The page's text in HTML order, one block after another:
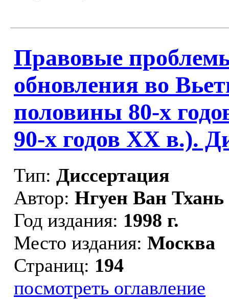
Правовые
обновления во
половины 80-х
90-х годов XX в.).
Тип: Диссертация
Автор: Нгуен Ван Тхань
Год издания: 1998 г.
Место издания: Москва
Страниц: 194
посмотреть оглавление